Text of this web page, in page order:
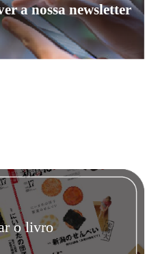
a nossa newsletter
o livro